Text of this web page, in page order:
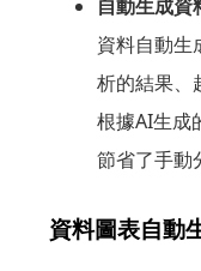
自動生成資
資料自動生
析的結果、
根據AI生成
節省了手動
資料圖表自動